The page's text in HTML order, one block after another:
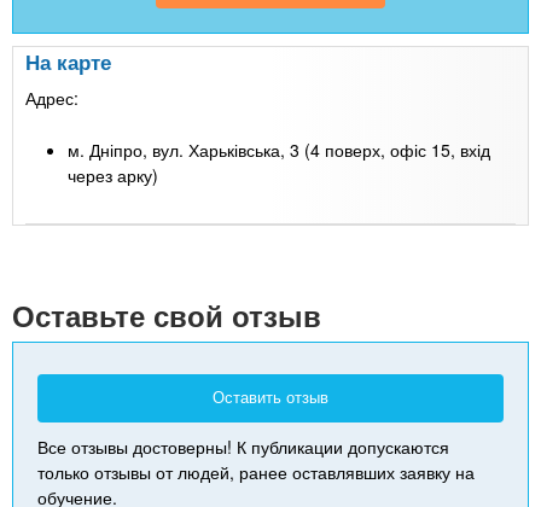
На карте
Адрес:
м. Дніпро, вул. Харьківська, 3 (4 поверх, офіс 15, вхід
через арку)
Оставьте свой отзыв
Оставить отзыв
Все отзывы достоверны! К публикации допускаются
только отзывы от людей, ранее оставлявших заявку на
обучение.